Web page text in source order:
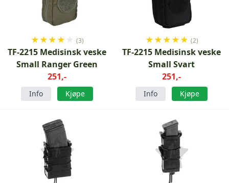
★★★★ ★ (3)
TF-2215 Medisinsk veske
Small Ranger Green
251,-
Info Kjøpe
★★★★★ (2)
TF-2215 Medisinsk veske
Small Svart
251,-
Info Kjøpe